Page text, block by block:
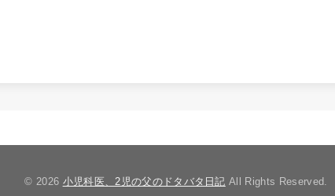
© 2026 小児科医、2児の父のドタバタ日記 All Rights Reserved.